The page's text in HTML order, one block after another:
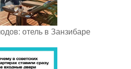
отель в Занзибаре